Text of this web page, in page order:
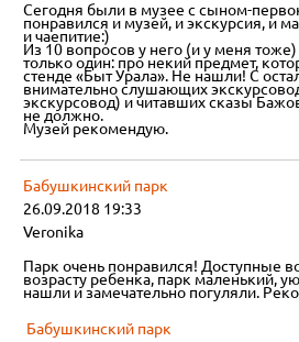
Сегодня были в музее с сыном-
понравился и музей, и экскурсия, и
и чаепитие:)
Из 10 вопросов у него (и у меня
только один: про некий предмет,
стенде «Быт Урала». Не нашли! С
внимательно слушающих
экскурсовод) и читавших сказы
не должно.
Музей рекомендую.
Бабушкинский парк
26.09.2018 19:33
Veronika
Парк очень понравился! Доступные
возрасту ребенка, парк маленький,
нашли и замечательно погуляли.
Бабушкинский парк